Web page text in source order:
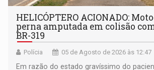
HELICÓPTERO ACIONADO:
perna amputada em colisão
BR-319
Polícia 05 de Agosto de 2026 às 12:47
Em razão do estado gravíssimo do